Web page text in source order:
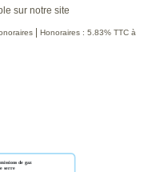
sur notre site
Honoraires : 5.83% TTC à